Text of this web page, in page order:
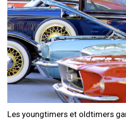
Les youngtimers et oldtimers